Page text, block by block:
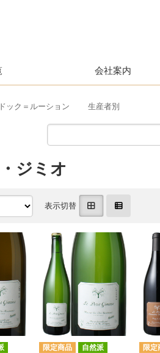
会社案内
ック＝ルーション 生産者別
ジミオ
表示切替
自然派